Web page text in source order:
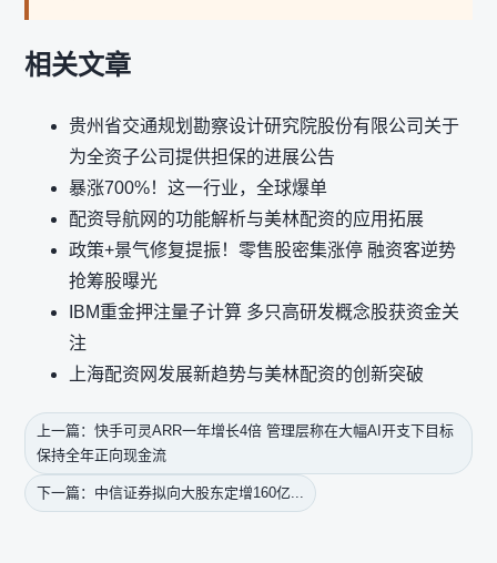
相关文章
贵州省交通规划勘察设计研究院股份有限公司关于
为全资子公司提供担保的进展公告
暴涨700%！这一行业，全球爆单
配资导航网的功能解析与美林配资的应用拓展
政策+景气修复提振！零售股密集涨停 融资客逆势
抢筹股曝光
IBM重金押注量子计算 多只高研发概念股获资金关
注
上海配资网发展新趋势与美林配资的创新突破
上一篇：快手可灵ARR一年增长4倍 管理层称在大幅AI开支下目标
保持全年正向现金流
下一篇：中信证券拟向大股东定增160亿...